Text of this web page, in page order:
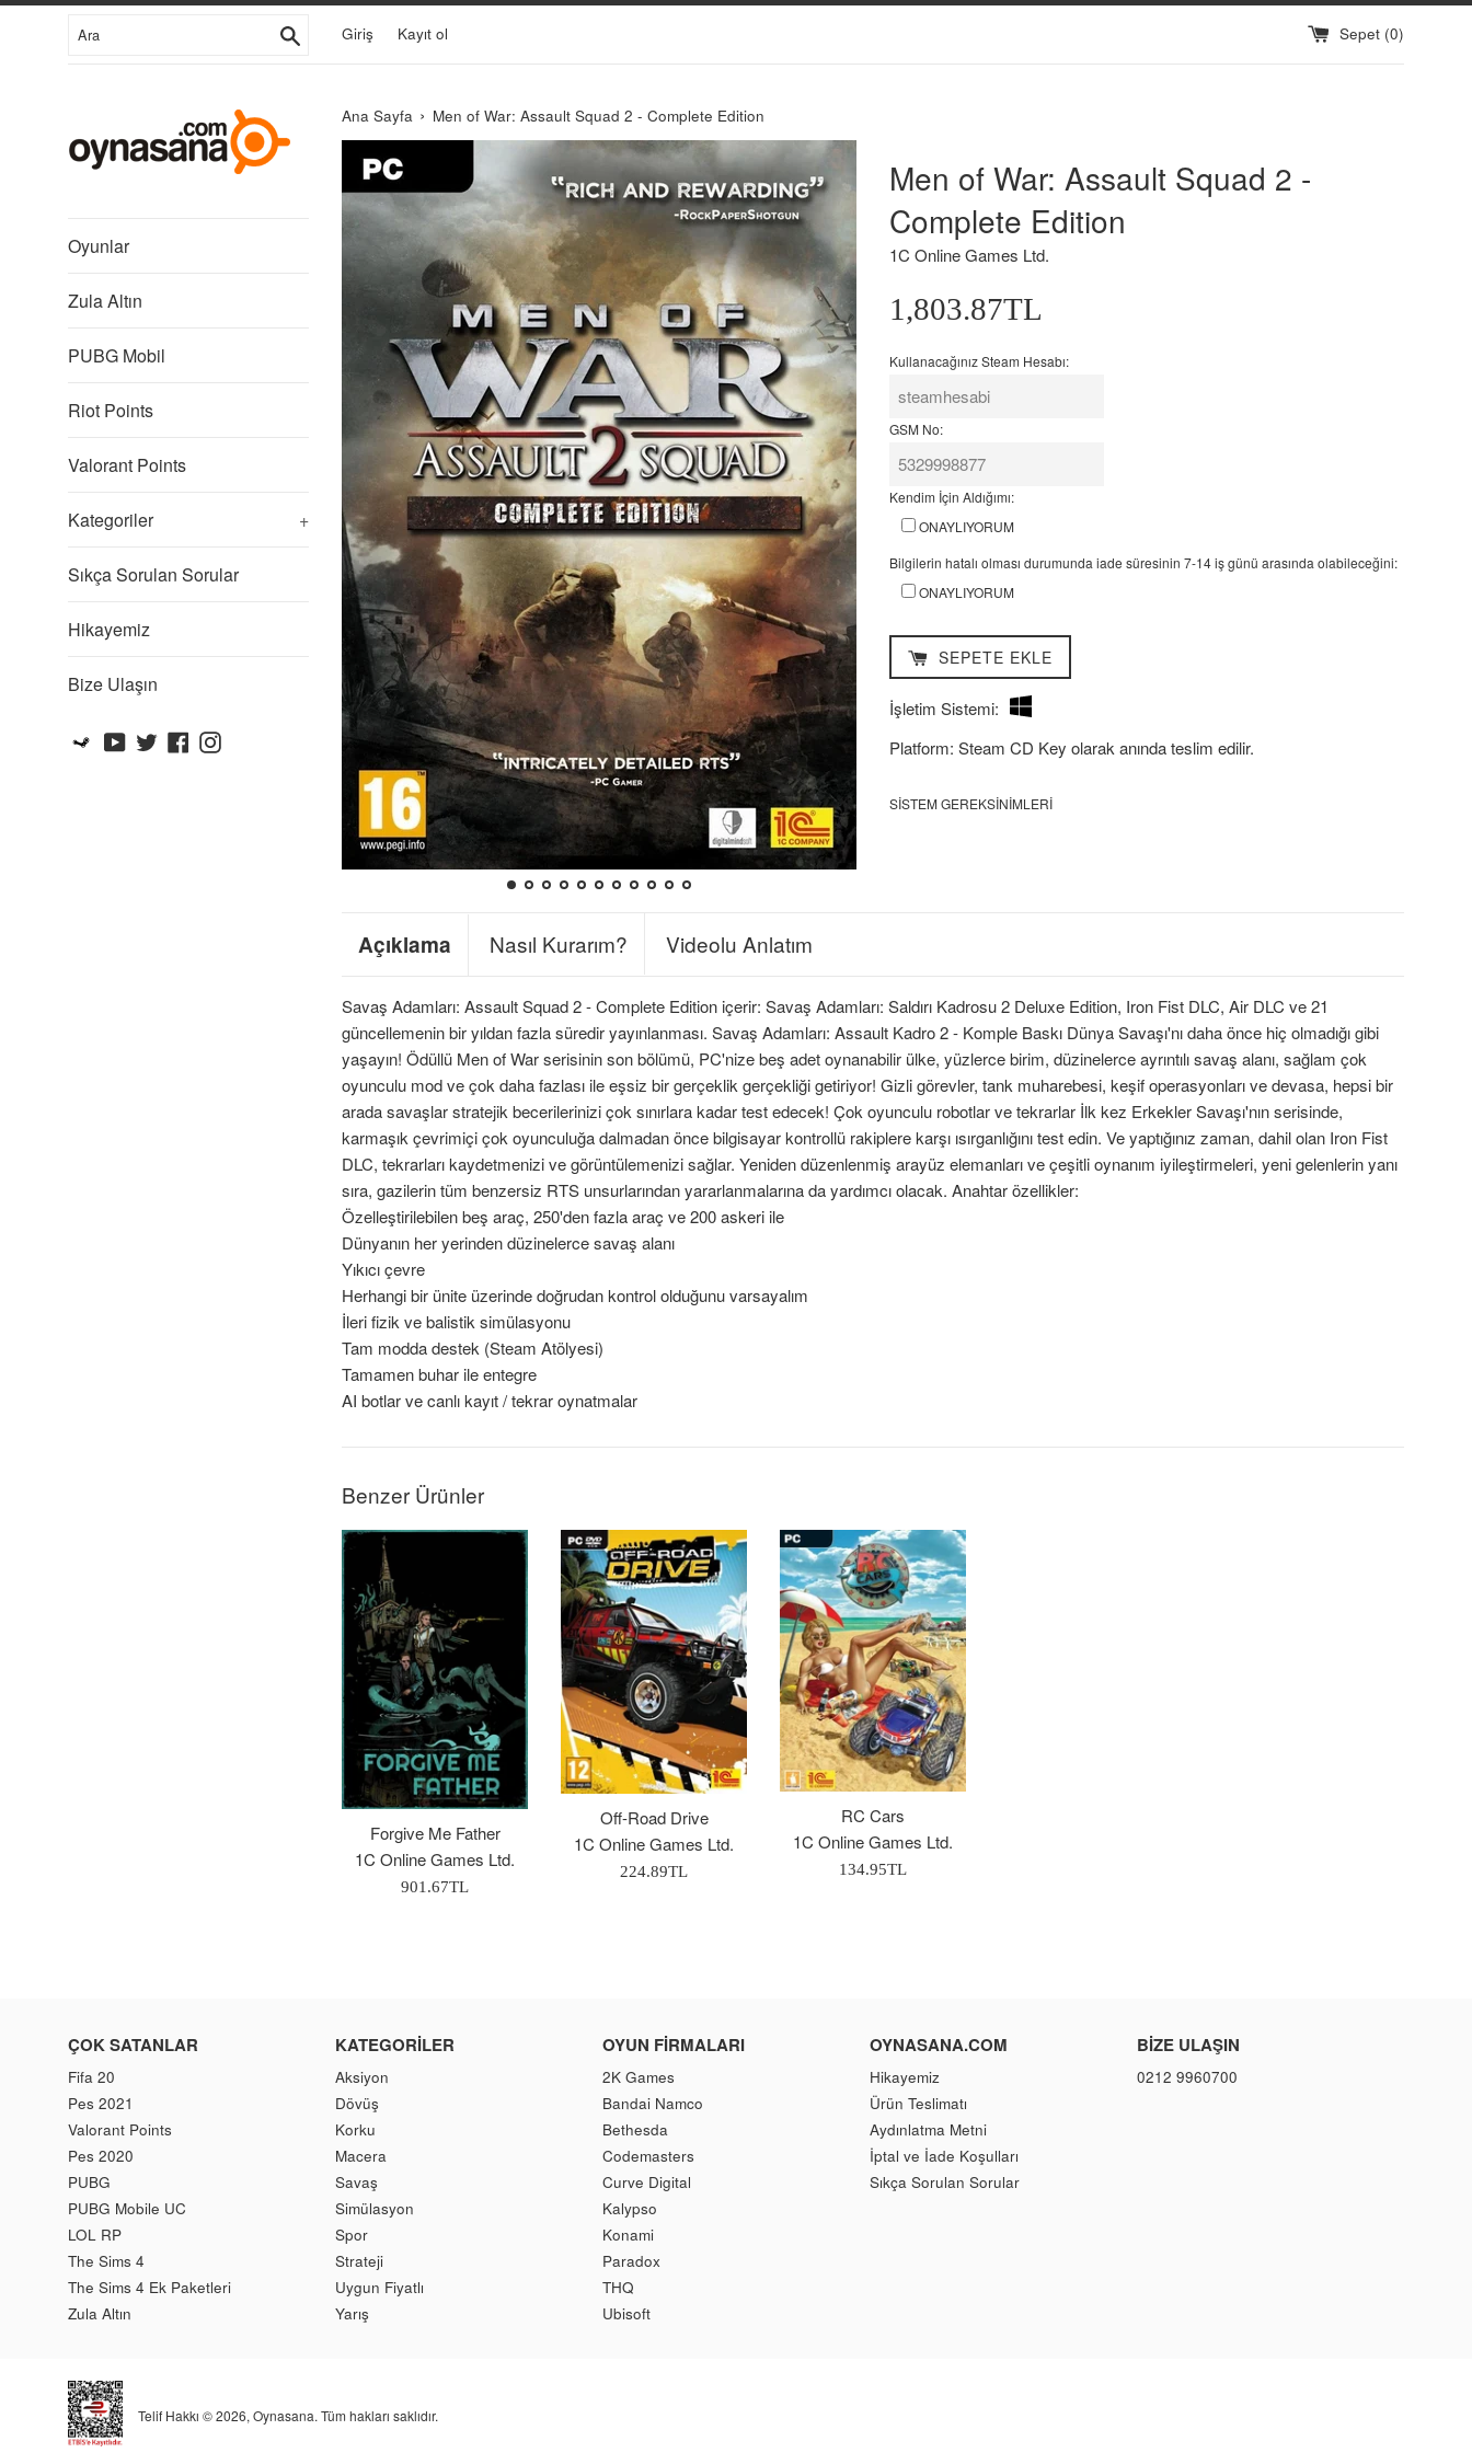
İçeriğe
Giriş Kayıt ol Sepet (0)
Oyunlar
Zula Altın
PUBG Mobil
Riot Points
Valorant Points
Kategoriler +
Sıkça Sorulan Sorular
Hikayemiz
Bize Ulaşın
SteamYouTube
TwitterFacebook
Instagram
Ana Sayfa › Men of War: Assault Squad 2 - Complete Edition
Online
Games
Ltd.
Men of War: Assault Squad 2 -
Complete Edition
1C Online Games Ltd.
Normal
Fiyat
1,803.87TL
Kullanacağınız Steam Hesabı:
GSM No:
Kendim İçin Aldığımı:
İçin
Aldığımı:
ONAYLIYORUM
Bilgilerin hatalı olması durumunda iade süresinin 7-14 iş günü arasında olabileceğini:
hatalı
olması
durumunda
iade
7-
iş
günü
olabileceğini:
ONAYLIYORUM
SEPETE EKLE
İşletim Sistemi:
Platform: Steam CD Key olarak anında teslim edilir.
SISTEM GEREKSINIMLERI
Açıklama Nasıl Kurarım? Videolu Anlatım
Savaş Adamları: Assault Squad 2 - Complete Edition içerir: Savaş Adamları: Saldırı Kadrosu 2 Deluxe Edition, Iron Fist DLC, Air DLC ve 21
güncellemenin bir yıldan fazla süredir yayınlanması. Savaş Adamları: Assault Kadro 2 - Komple Baskı Dünya Savaşı'nı daha önce hiç olmadığı gibi
yaşayın! Ödüllü Men of War serisinin son bölümü, PC'nize beş adet oynanabilir ülke, yüzlerce birim, düzinelerce ayrıntılı savaş alanı, sağlam çok
oyunculu mod ve çok daha fazlası ile eşsiz bir gerçeklik gerçekliği getiriyor! Gizli görevler, tank muharebesi, keşif operasyonları ve devasa, hepsi bir
arada savaşlar stratejik becerilerinizi çok sınırlara kadar test edecek! Çok oyunculu robotlar ve tekrarlar İlk kez Erkekler Savaşı'nın serisinde,
karmaşık çevrimiçi çok oyunculuğa dalmadan önce bilgisayar kontrollü rakiplere karşı ısırganlığını test edin. Ve yaptığınız zaman, dahil olan Iron Fist
DLC, tekrarları kaydetmenizi ve görüntülemenizi sağlar. Yeniden düzenlenmiş arayüz elemanları ve çeşitli oynanım iyileştirmeleri, yeni gelenlerin yanı
sıra, gazilerin tüm benzersiz RTS unsurlarından yararlanmalarına da yardımcı olacak. Anahtar özellikler:
Özelleştirilebilen beş araç, 250'den fazla araç ve 200 askeri ile
Dünyanın her yerinden düzinelerce savaş alanı
Yıkıcı çevre
Herhangi bir ünite üzerinde doğrudan kontrol olduğunu varsayalım
İleri fizik ve balistik simülasyonu
Tam modda destek (Steam Atölyesi)
Tamamen buhar ile entegre
AI botlar ve canlı kayıt / tekrar oynatmalar
Benzer Ürünler
Forgive Me Father
1C Online Games Ltd.
Normal
901.67TL
Off-Road Drive
1C Online Games Ltd.
Normal
224.89TL
RC Cars
1C Online Games Ltd.
Normal
134.95TL
ÇOK SATANLAR
Fifa 20
Pes 2021
Valorant Points
Pes 2020
PUBG
PUBG Mobile UC
LOL RP
The Sims 4
The Sims 4 Ek Paketleri
Zula Altın
KATEGORILER
Aksiyon
Dövüş
Korku
Macera
Savaş
Simülasyon
Spor
Strateji
Uygun Fiyatlı
Yarış
OYUN FIRMALARI
2K Games
Bandai Namco
Bethesda
Codemasters
Curve Digital
Kalypso
Konami
Paradox
THQ
Ubisoft
OYNASANA.COM
Hikayemiz
Ürün Teslimatı
Aydınlatma Metni
İptal ve İade Koşulları
Sıkça Sorulan Sorular
BIZE ULAŞIN
0212 9960700
Telif Hakkı © 2026, Oynasana. Tüm hakları saklıdır.